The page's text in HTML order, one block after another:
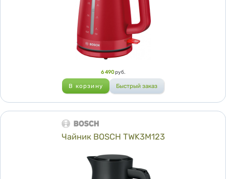
6 490 руб.
Чайник BOSCH TWK3M123